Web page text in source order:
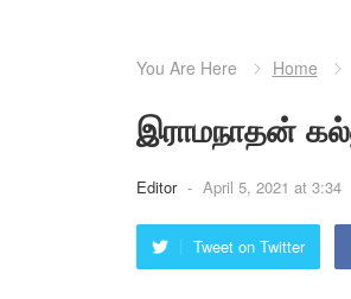
You Are Here Home
இராமநாதன்
Editor - April 5, 2021 at 3:34
Tweet on Twitter